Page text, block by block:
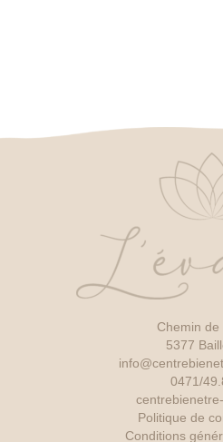
Chemin de
5377
0471/
Politique de
Conditions